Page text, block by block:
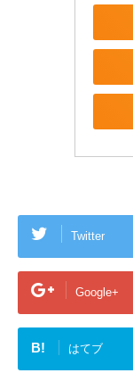
Twitter
Google+
B! はてブ